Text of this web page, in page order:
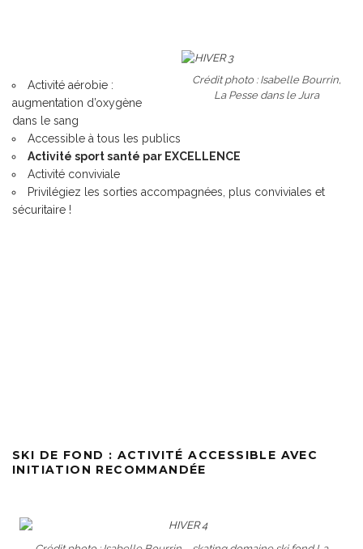
Crédit photo : Isabelle Bourrin,
La Pesse dans le Jura
Activité aérobie :
augmentation d’oxygène
dans le sang
Accessible à tous les publics
Activité sport santé par EXCELLENCE
Activité conviviale
Privilégiez les sorties accompagnées, plus conviviales et
sécuritaire !
SKI DE FOND : ACTIVITÉ ACCESSIBLE AVEC
INITIATION RECOMMANDÉE